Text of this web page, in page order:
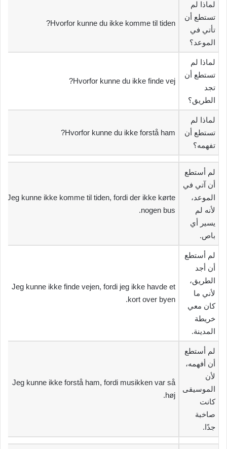
‫لماذا لم
تستطع أن
تأتي في
الموعد؟‬
Hvorfor kunne du ikke komme til tiden?
‫لماذا لم
تستطع أن
تجد
الطريق؟‬
Hvorfor kunne du ikke finde vej?
‫لماذا لم
تستطع أن
تفهمه؟‬
Hvorfor kunne du ikke forstå ham?
‫لم أستطع
أن آتي في
الموعد،
لأنه لم
يسير أي
باص.‬
Jeg kunne ikke komme til tiden, fordi der ikke kørte
nogen bus.
‫لم أستطع
أن أجد
الطريق،
لأني ما
كان معي
خريطة
المدينة.‬
Jeg kunne ikke finde vejen, fordi jeg ikke havde et
kort over byen.
‫لم أستطع
أن أفهمه،
لأن
الموسيقى
كانت
صاخبة
جدًا.‬
Jeg kunne ikke forstå ham, fordi musikken var så
høj.